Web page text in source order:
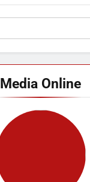
Media Online